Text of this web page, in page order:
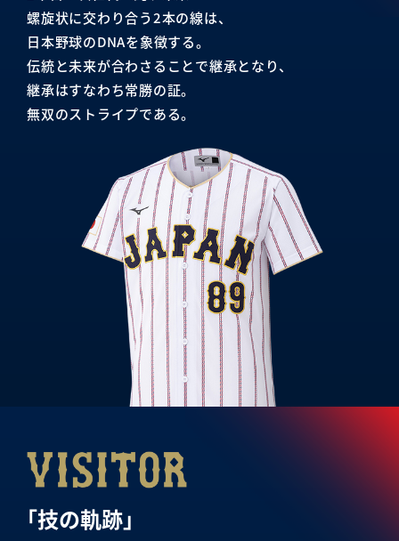
螺旋状に交わり合う2本の線は、
日本野球のDNAを象徴する。
伝統と未来が合わさることで継承となり、
継承はすなわち常勝の証。
無双のストライプである。
「技の軌跡」